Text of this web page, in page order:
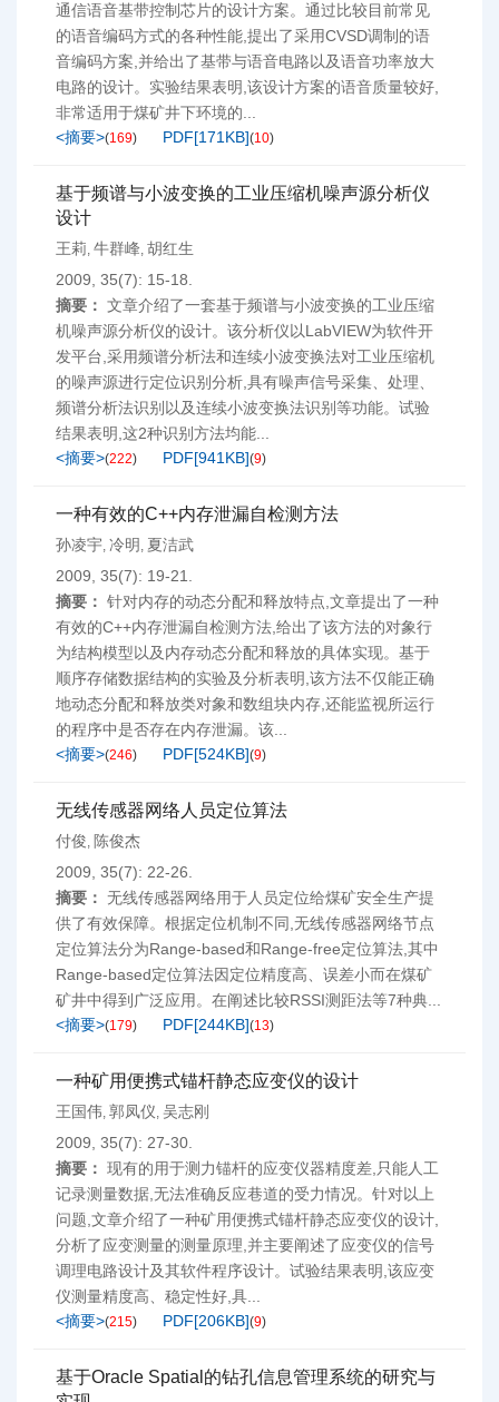
通信语音基带控制芯片的设计方案。通过比较目前常见
的语音编码方式的各种性能,提出了采用CVSD调制的语
音编码方案,并给出了基带与语音电路以及语音功率放大
电路的设计。实验结果表明,该设计方案的语音质量较好,
非常适用于煤矿井下环境的...
<摘要>(169) PDF[171KB](10)
基于频谱与小波变换的工业压缩机噪声源分析仪
设计
王莉, 牛群峰, 胡红生
2009, 35(7): 15-18.
摘要： 文章介绍了一套基于频谱与小波变换的工业压缩
机噪声源分析仪的设计。该分析仪以LabVIEW为软件开
发平台,采用频谱分析法和连续小波变换法对工业压缩机
的噪声源进行定位识别分析,具有噪声信号采集、处理、
频谱分析法识别以及连续小波变换法识别等功能。试验
结果表明,这2种识别方法均能...
<摘要>(222) PDF[941KB](9)
一种有效的C++内存泄漏自检测方法
孙凌宇, 冷明 , 夏洁武
2009, 35(7): 19-21.
摘要： 针对内存的动态分配和释放特点,文章提出了一种
有效的C++内存泄漏自检测方法,给出了该方法的对象行
为结构模型以及内存动态分配和释放的具体实现。基于
顺序存储数据结构的实验及分析表明,该方法不仅能正确
地动态分配和释放类对象和数组块内存,还能监视所运行
的程序中是否存在内存泄漏。该...
<摘要>(246) PDF[524KB](9)
无线传感器网络人员定位算法
付俊, 陈俊杰
2009, 35(7): 22-26.
摘要： 无线传感器网络用于人员定位给煤矿安全生产提
供了有效保障。根据定位机制不同,无线传感器网络节点
定位算法分为Range-based和Range-free定位算法,其中
Range-based定位算法因定位精度高、误差小而在煤矿
矿井中得到广泛应用。在阐述比较RSSI测距法等7种典...
<摘要>(179) PDF[244KB](13)
一种矿用便携式锚杆静态应变仪的设计
王国伟, 郭凤仪, 吴志刚
2009, 35(7): 27-30.
摘要： 现有的用于测力锚杆的应变仪器精度差,只能人工
记录测量数据,无法准确反应巷道的受力情况。针对以上
问题,文章介绍了一种矿用便携式锚杆静态应变仪的设计,
分析了应变测量的测量原理,并主要阐述了应变仪的信号
调理电路设计及其软件程序设计。试验结果表明,该应变
仪测量精度高、稳定性好,具...
<摘要>(215) PDF[206KB](9)
基于Oracle Spatial的钻孔信息管理系统的研究与